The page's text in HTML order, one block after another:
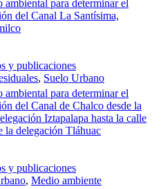
para determinar el
del Canal La Santísima,
y publicaciones
, Suelo Urbano
para determinar el
del Canal de Chalco desde la
Iztapalapa hasta la calle
la delegación Tláhuac
y publicaciones
, Medio ambiente